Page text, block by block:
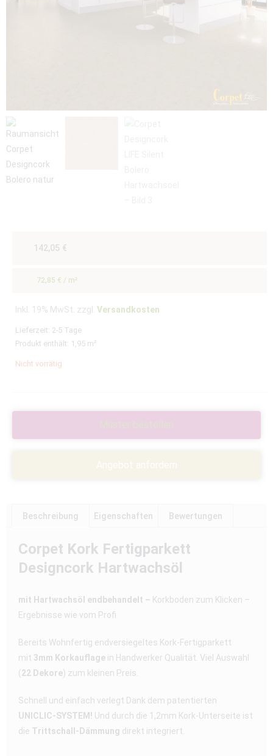
142,05 €
72,85 € / m²
Inkl. 19% MwSt. zzgl. Versandkosten
Lieferzeit: 2-5 Tage
Produkt enthält: 1,95 m²
Nicht vorrätig
Beschreibung Eigenschaften Bewertungen
Corpet Kork Fertigparkett
Designcork Hartwachsöl
mit Hartwachsöl endbehandelt – Korkboden zum Klicken –
Ergebnisse wie vom Profi
Bereits Wohnfertig endversiegeltes Kork-Fertigparkett
mit 3mm Korkauflage in Handwerker Qualität. Viel Auswahl
(22 Dekore) zum kleinen Preis.
Schnell und einfach verlegt Dank dem patentierten
UNICLIC-SYSTEM! Und durch die 1,2mm Kork-Unterseite ist
die Trittschall-Dämmung direkt integriert.